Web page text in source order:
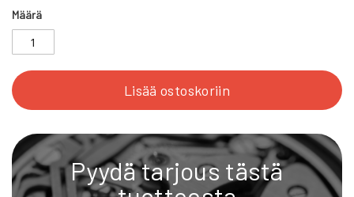
Määrä
Lisää ostoskoriin
Pyydä tarjous tästä